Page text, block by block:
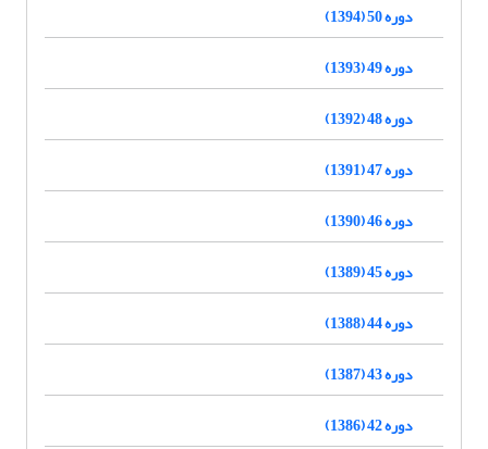
دوره 50 (1394)
دوره 49 (1393)
دوره 48 (1392)
دوره 47 (1391)
دوره 46 (1390)
دوره 45 (1389)
دوره 44 (1388)
دوره 43 (1387)
دوره 42 (1386)